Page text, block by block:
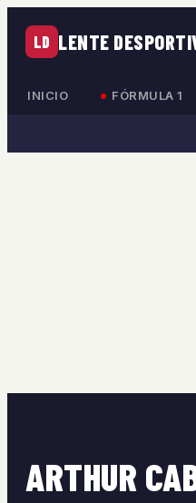
LD LENTE
INICIO FÓRMULA 1
ARTHUR